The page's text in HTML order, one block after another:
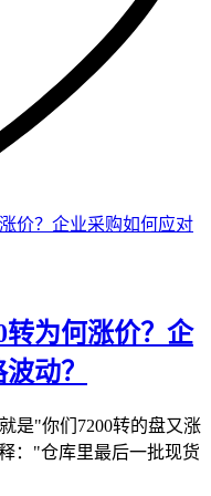
转为何涨价？企
动？
是"你们7200转的盘又涨
："仓库里最后一批现货